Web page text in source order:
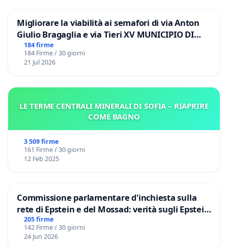
Migliorare la viabilità ai semafori di via Anton
Giulio Bragaglia e via Tieri XV MUNICIPIO DI
ROMA
184 firme
184 Firme / 30 giorni
21 Jul 2026
LE TERME CENTRALI MINERALI DI SOFIA – RIAPRIRE
COME BAGNO
3 509 firme
161 Firme / 30 giorni
12 Feb 2025
Commissione parlamentare d'inchiesta sulla
rete di Epstein e del Mossad: verità sugli Epstein
Files
205 firme
142 Firme / 30 giorni
24 Jun 2026